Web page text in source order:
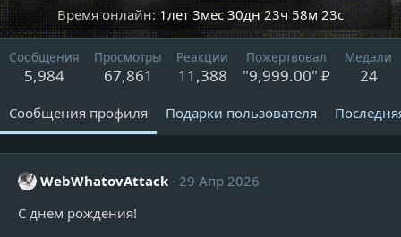
Время онлайн 1лет 3мес 30дн 23ч 58м 23с
Сообщения
5,984
Просмотры
67,861
Реакции
11,388
Пожертвовал
"9,999.00" ₽
Медали
24
Сообщения профиля Подарки пользователя
WebWhatovAttack 29 Апр 2026
С днем рождения!